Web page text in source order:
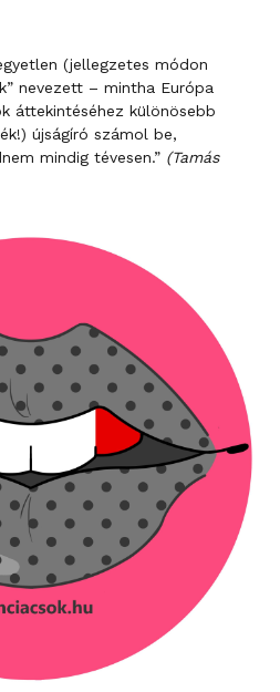
(jellegzetes módon
nevezett – mintha Európa
áttekintéséhez különösebb
újságíró számol be,
mindig tévesen.” (Tamás